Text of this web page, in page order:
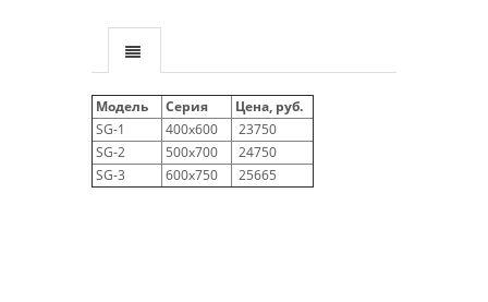
Модель Серия
Цена, руб.
SG-1
400x600
23750
SG-2
500x700
24750
SG-3
600x750 25665